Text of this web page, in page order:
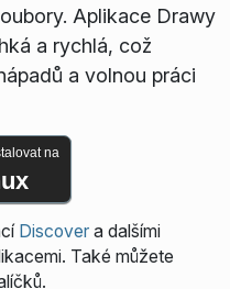
Aplikace Drawy
a rychlá, což
a volnou práci
na
Discovera dalšími
Také můžete